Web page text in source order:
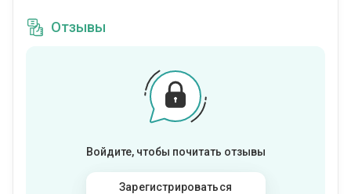
Отзывы
Войдите, чтобы почитать отзывы
Зарегистрироваться